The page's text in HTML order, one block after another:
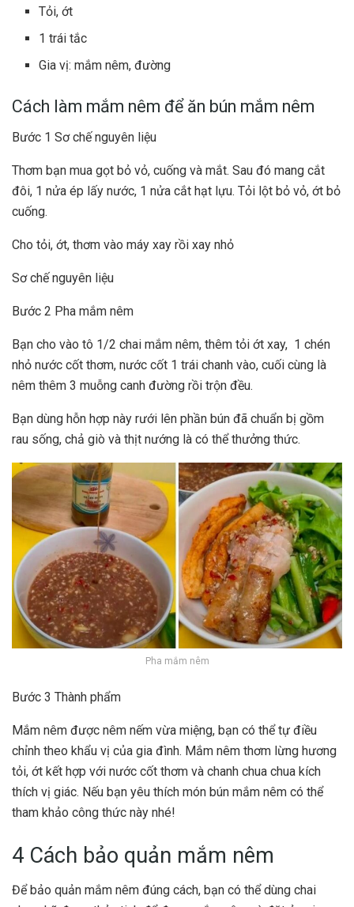
Tỏi, ớt
1 tráitắc
Gia vị: mắm nêm, đường
Cách làm mắm nêm để ăn bún mắm nêm
Bước 1 Sơ chế nguyên liệu
Thơm bạn mua gọt bỏ vỏ, cuống và mắt. Sau đó mang cắt
đôi, 1 nửa ép lấy nước, 1 nửa cắt hạt lựu. Tỏi lột bỏ vỏ, ớt bỏ
cuống.
Cho tỏi, ớt, thơm vào máy xay rồi xay nhỏ
Sơ chế nguyên liệu
Bước 2 Pha mắm nêm
Bạn cho vào tô 1/2 chai mắm nêm, thêm tỏi ớt xay, 1 chén
nhỏ nước cốt thơm, nước cốt 1 trái chanh vào, cuối cùng là
nêm thêm 3 muỗng canh đường rồi trộn đều.
Bạn dùng hỗn hợp này rưới lên phần bún đã chuẩn bị gồm
rau sống, chả giò và thịt nướng là có thể thưởng thức.
Pha mắm nêm
Bước 3 Thành phẩm
Mắm nêm được nêm nếm vừa miệng, bạn có thể tự điều
chỉnh theo khẩu vị của gia đình. Mắm nêm thơm lừng hương
tỏi, ớt kết hợp với nước cốt thơm và chanh chua chua kích
thích vị giác. Nếu bạn yêu thích món bún mắm nêm có thể
tham khảo công thức này nhé!
4 Cách bảo quản mắm nêm
Để bảo quản mắm nêm đúng cách, bạn có thể dùng chai